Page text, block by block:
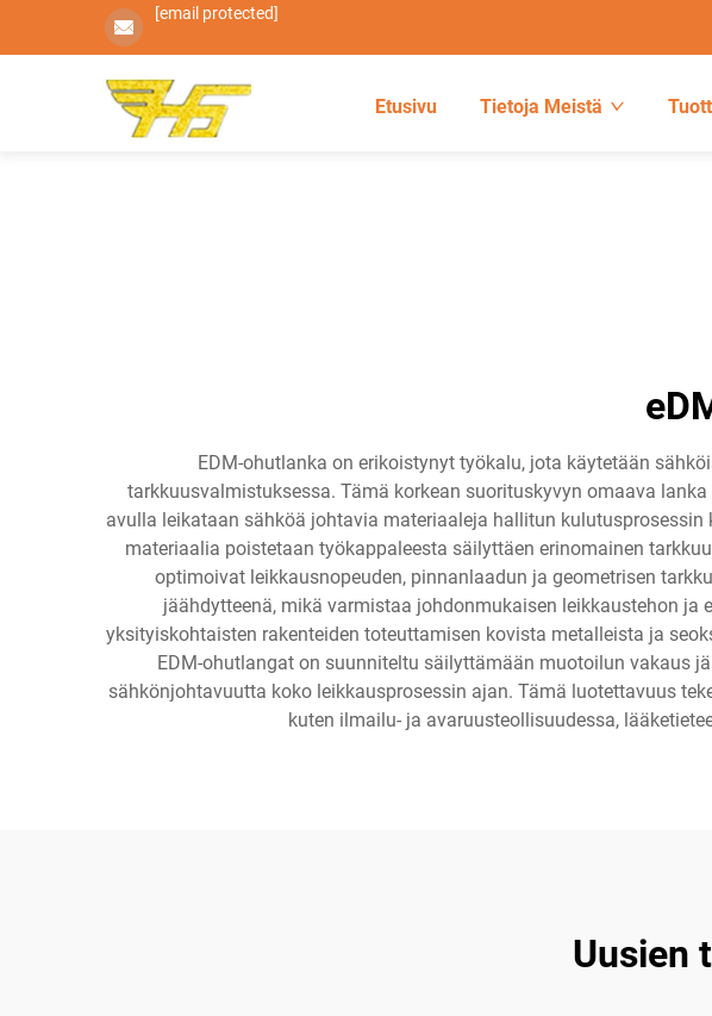
[email protected]
Etusivu Tietoja Meistä
EDM-ohutlanka on erikoistynyt työkalu, jota käytetään
tarkkuusvalmistuksessa. Tämä korkean suorituskyvyn omaava
avulla leikataan sähköä johtavia materiaaleja hallitun
materiaalia poistetaan työkappaleesta säilyttäen erinomainen
optimoivat leikkausnopeuden, pinnanlaadun ja geometrisen
jäähdytteenä, mikä varmistaa johdonmukaisen leikkaustehon
yksityiskohtaisten rakenteiden toteuttamisen kovista metalleista ja
EDM-ohutlangat on suunniteltu säilyttämään muotoilun vakaus
sähkönjohtavuutta koko leikkausprosessin ajan. Tämä luotettavuus
kuten ilmailu- ja avaruusteollisuudessa,
Uusien